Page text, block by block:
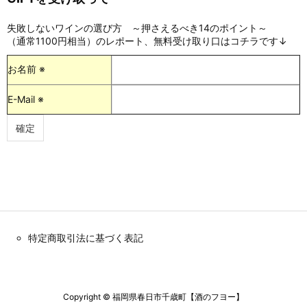
失敗しないワインの選び方 ～押さえるべき14のポイント～
（通常1100円相当）のレポート、無料受け取り口はコチラです↓
お名前 ※
E-Mail ※
特定商取引法に基づく表記
Copyright © 福岡県春日市千歳町【酒のフヨー】